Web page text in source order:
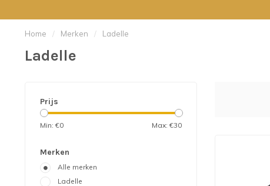
Home / Merken / Ladelle
Ladelle
Prijs
Min: €0 Max: €30
Merken
Alle merken
Ladelle